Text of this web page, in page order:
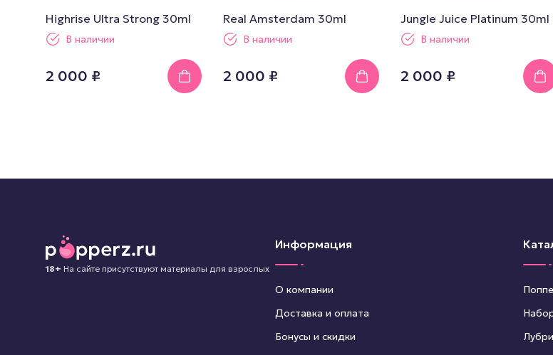
Highrise Ultra Strong 30ml
В наличии
2 000 ₽
Real Amsterdam 30ml
В наличии
2 000 ₽
Jungle Juice Platinum 30ml
В наличии
2 000 ₽
18+ На сайте присутствуют материалы для взрослых
Информация
О компании
Доставка и оплата
Бонусы и скидки